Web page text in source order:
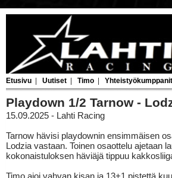
Etusivu Uutiset Timo Yhteistyökumppanit
Playdown 1/2 Tarnow -
15.09.2025 - Lahti Racing
Tarnow hävisi playdownin ensimmäisen
Lodzia vastaan. Toinen osaottelu ajetaan
kokonaistuloksen häviäjä tippuu
Timo ajoi vahvan kisan ja 13+1 pistettä